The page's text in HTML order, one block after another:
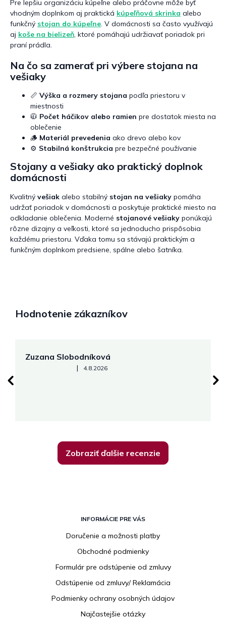
Pre lepšiu organizáciu kúpeľne alebo práčovne môže byť
vhodným doplnkom aj praktická kúpeľňová skrinka alebo
funkčný stojan do kúpeľne. V domácnosti sa často využívajú
aj koše na bielizeň, ktoré pomáhajú udržiavať poriadok pri
praní prádla.
Na čo sa zamerať pri výbere stojana na
vešiaky
📏 Výška a rozmery stojana podľa priestoru v
miestnosti
🧥 Počet háčikov alebo ramien pre dostatok miesta na
oblečenie
🪵 Materiál prevedenia ako drevo alebo kov
⚙️ Stabilná konštrukcia pre bezpečné používanie
Stojany a vešiaky ako praktický doplnok
domácnosti
Kvalitný vešiak alebo stabilný stojan na vešiaky pomáha
udržať poriadok v domácnosti a poskytuje praktické miesto na
odkladanie oblečenia. Moderné stojanové vešiaky ponúkajú
rôzne dizajny a veľkosti, ktoré sa jednoducho prispôsobia
každému priestoru. Vďaka tomu sa stávajú praktickým a
funkčným doplnkom predsiene, spálne alebo šatníka.
Hodnotenie zákazníkov
Zuzana Slobodníková
Hodnotenie obchodu je 5 z 5 hviezdičiek.
| 4.8.2026
Zobraziť ďalšie recenzie
INFORMÁCIE PRE VÁS
Doručenie a možnosti platby
Obchodné podmienky
Formulár pre odstúpenie od zmluvy
Odstúpenie od zmluvy/ Reklamácia
Podmienky ochrany osobných údajov
Najčastejšie otázky